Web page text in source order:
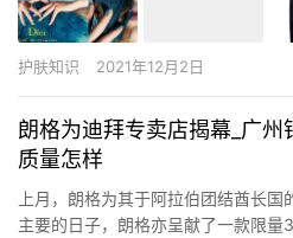
护肤知识 2021年12月2日
朗格为迪拜专卖店揭幕_广
质量怎样
上月，朗格为其于阿拉伯团结酋长
主要的日子，朗格亦呈献了一款限